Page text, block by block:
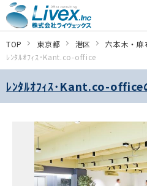
TOP 東京都 港区 六本木・麻
ﾚﾝﾀﾙｵﾌｨｽ･Kant.co-office
ﾚﾝﾀﾙｵﾌｨｽ･Kant.co-office